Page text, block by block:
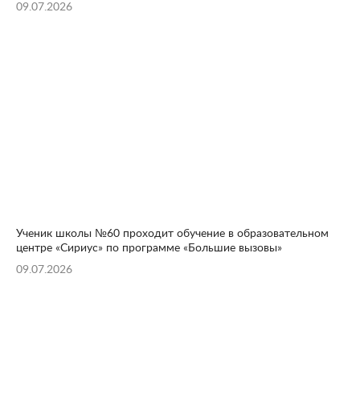
09.07.2026
Ученик школы №60 проходит обучение в образовательном
центре «Сириус» по программе «Большие вызовы»
09.07.2026